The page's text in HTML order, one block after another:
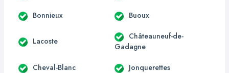
Bonnieux Buoux
Lacoste
Châteauneuf-de-
Gadagne
Cheval-Blanc Jonquerettes